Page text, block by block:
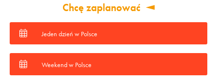
Chcę zaplanować
Jeden dzień w Polsce
Weekend w Polsce